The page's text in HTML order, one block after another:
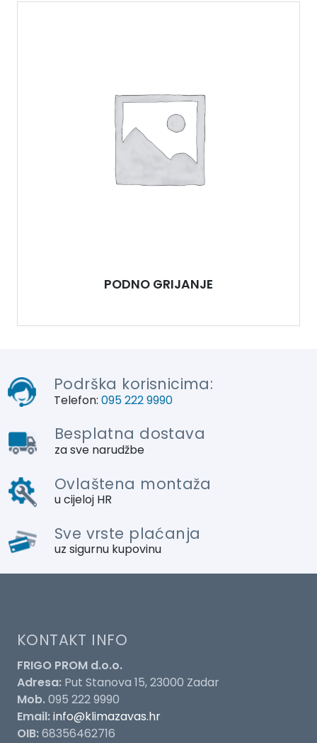
PODNO GRIJANJE
Podrška korisnicima:
Telefon: 095 222 9990
Besplatna dostava
za sve narudžbe
Ovlaštena montaža
u cijeloj HR
Sve vrste plaćanja
uz sigurnu kupovinu
KONTAKT INFO
FRIGO PROM d.o.o.
Adresa: Put Stanova 15, 23000 Zadar
Mob.095 222 9990
Email:info@klimazavas.hr
OIB:68356462716